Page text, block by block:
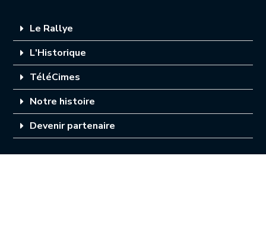
Le Rallye
L'Historique
TéléCimes
Notre histoire
Devenir partenaire